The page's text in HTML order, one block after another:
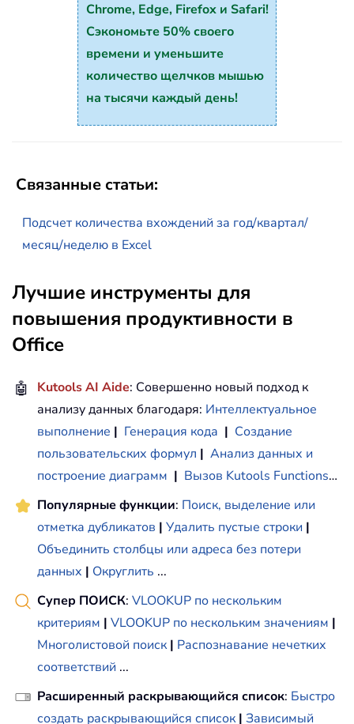
Chrome, Edge, Firefox и Safari!
Сэкономьте 50% своего
времени и уменьшите
количество щелчков мышью
на тысячи каждый день!
Связанные статьи:
Подсчет количества вхождений за год/квартал/
месяц/неделю в Excel
Лучшие инструменты для
повышения продуктивности в
Office
🤖 Kutools AI Aide: Совершенно новый подход к
анализу данных благодаря: Интеллектуальное
выполнение | Генерация кода | Создание
пользовательских формул | Анализ данных и
построение диаграмм | Вызов Kutools Functions…
Популярные функции: Поиск, выделение или
отметка дубликатов | Удалить пустые строки |
Объединить столбцы или адреса без потери
данных | Округлить ...
Супер ПОИСК: VLOOKUP по нескольким
критериям | VLOOKUP по нескольким значениям |
Многолистовой поиск | Распознавание нечетких
соответствий ...
Расширенный раскрывающийся список: Быстро
создать раскрывающийся список | Зависимый